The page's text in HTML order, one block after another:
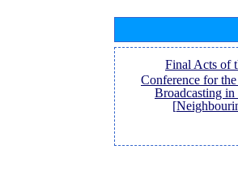
[Final Acts of
Conference for
Broadcasting